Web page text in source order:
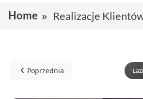
Home Realizacje
Poprzednia